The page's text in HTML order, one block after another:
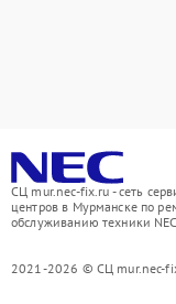
СЦ mur.nec-fix.ru - сеть
центров в Мурманске по
обслуживанию техники NEC
2021-2026 © СЦ mur.nec-